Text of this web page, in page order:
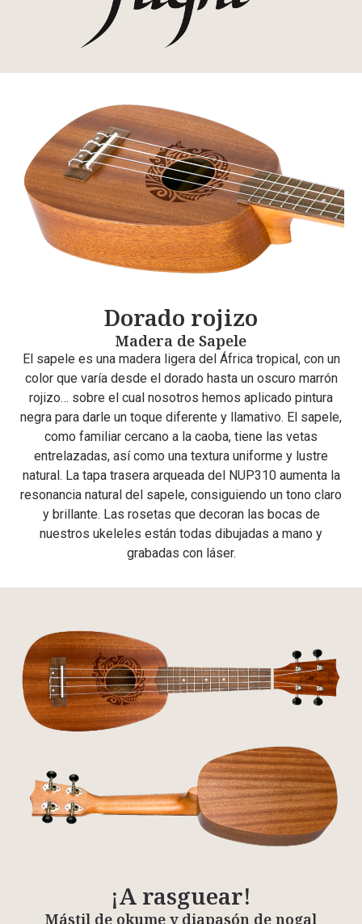
Dorado rojizo
Madera de Sapele
El sapele es una madera ligera del África tropical, con un
color que varía desde el dorado hasta un oscuro marrón
rojizo… sobre el cual nosotros hemos aplicado pintura
negra para darle un toque diferente y llamativo. El sapele,
como familiar cercano a la caoba, tiene las vetas
entrelazadas, así como una textura uniforme y lustre
natural. La tapa trasera arqueada del NUP310 aumenta la
resonancia natural del sapele, consiguiendo un tono claro
y brillante. Las rosetas que decoran las bocas de
nuestros ukeleles están todas dibujadas a mano y
grabadas con láser.
¡A rasguear!
Mástil de okume y diapasón de nogal